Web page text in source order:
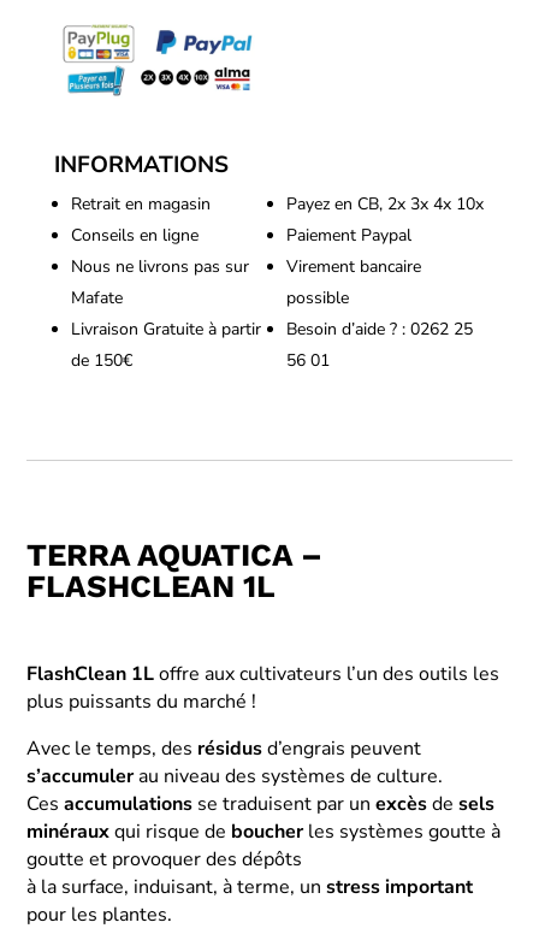
Flashclean
1L
INFORMATIONS
Retrait en magasin
Conseils en ligne
Nous ne livrons pas sur
Mafate
Livraison Gratuite à partir
de 150€
Payez en CB, 2x 3x 4x 10x
Paiement Paypal
Virement bancaire
possible
Besoin d’aide ? : 0262 25
56 01
TERRA AQUATICA –
FLASHCLEAN 1L
FlashClean 1Loffre aux cultivateurs l’un des outils les
plus puissants du marché !
Avec le temps, des résidusd’engrais peuvent
s’accumulerau niveau des systèmes de culture.
Cesaccumulations se traduisent par unexcèsdesels
minérauxqui risque de boucherles systèmes goutte à
goutte et provoquer des dépôts
à la surface, induisant, à terme, unstress important
pour les plantes.